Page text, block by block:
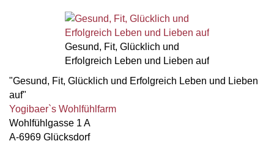
Gesund, Fit, Glücklich und
Erfolgreich Leben und Lieben auf
"Gesund, Fit, Glücklich und Erfolgreich Leben und Lieben
auf"
Yogibaer`s Wohlfühlfarm
Wohlfühlgasse 1 A
A-6969 Glücksdorf